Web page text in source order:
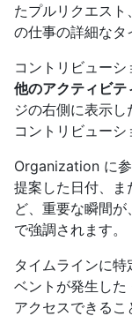
たプルリクエス
の仕事の詳細なタ
コントリビュー
他のアクティビテ
ジの右側に表示
コントリビューシ
Organization に
提案した日付、
ど、重要な瞬間
で強調されます。
タイムラインに
ベントが発生し
アクセスできるこ